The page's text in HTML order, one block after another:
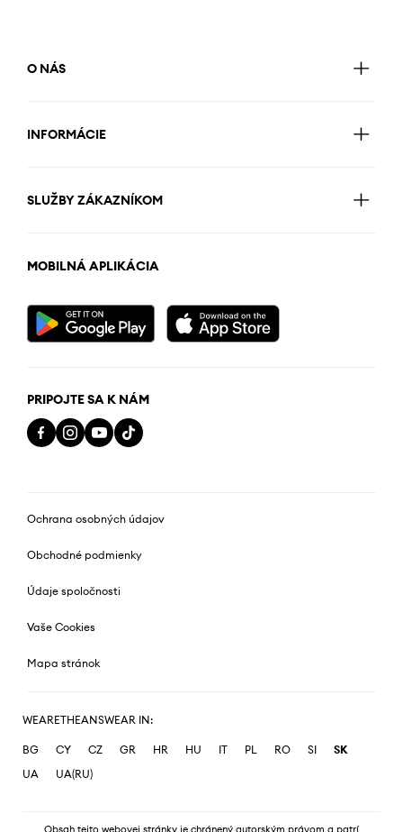
O NÁS
INFORMÁCIE
SLUŽBY ZÁKAZNÍKOM
MOBILNÁ APLIKÁCIA
PRIPOJTE SA K NÁM
Ochrana osobných údajov
Obchodné podmienky
Údaje spoločnosti
Vaše Cookies
Mapa stránok
WEARETHEANSWEAR IN:
BG CY CZ GR HR HU IT PL RO SI
SK
UA
UA(RU)
Obsah tejto webovej stránky je chránený autorským právom a patrí